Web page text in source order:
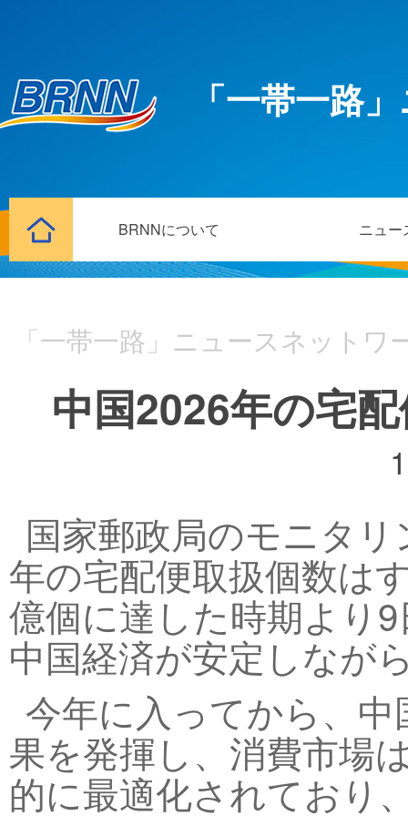
「一帯一路
BRNNについて ニュー
「一帯一路」ニュースネットワ
中国2026年の宅
国家郵政局のモニタ
年の宅配便取扱個数は
億個に達した時期より
中国経済が安定しなが
今年に入ってから、
果を発揮し、消費市場
的に最適化されており